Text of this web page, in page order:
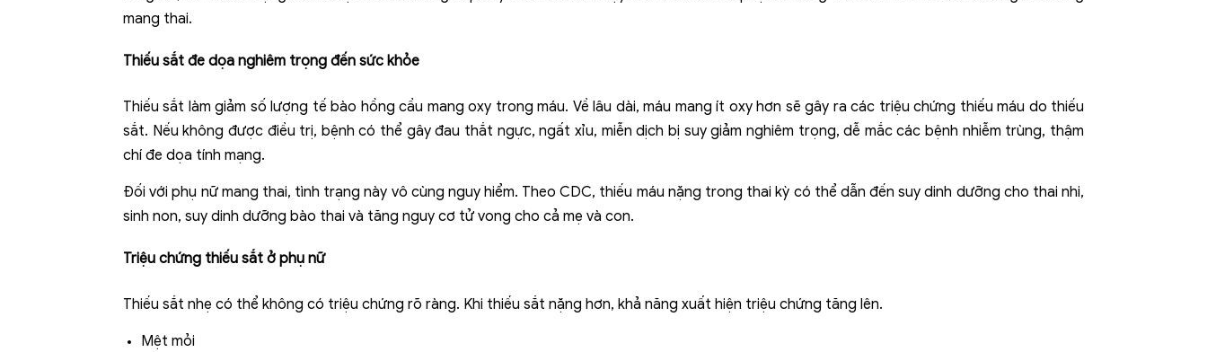
mang thai.
Thiếu sắt đe dọa nghiêm trọng đến sức khỏe
Thiếu sắt làm giảm số lượng tế bào hồng cầu mang oxy trong máu. Về lâu dài, máu mang ít oxy hơn sẽ gây ra các triệu chứng thiếu máu do thiếu
sắt. Nếu không được điều trị, bệnh có thể gây đau thắt ngực, ngất xỉu, miễn dịch bị suy giảm nghiêm trọng, dễ mắc các bệnh nhiễm trùng, thậm
chí đe dọa tính mạng.
Đối với phụ nữ mang thai, tình trạng này vô cùng nguy hiểm. Theo CDC, thiếu máu nặng trong thai kỳ có thể dẫn đến suy dinh dưỡng cho thai nhi,
sinh non, suy dinh dưỡng bào thai và tăng nguy cơ tử vong cho cả mẹ và con.
Triệu chứng thiếu sắt ở phụ nữ
Thiếu sắt nhẹ có thể không có triệu chứng rõ ràng. Khi thiếu sắt nặng hơn, khả năng xuất hiện triệu chứng tăng lên.
Mệt mỏi